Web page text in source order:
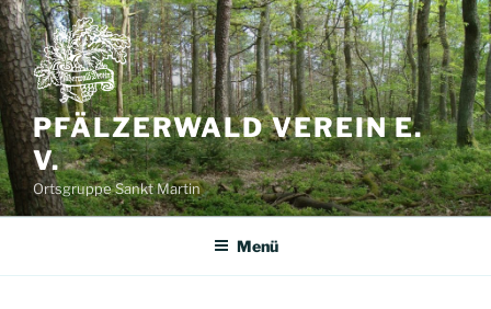
Zum
Inhalt
springen
PFÄLZERWALD VEREIN E.
V.
Ortsgruppe Sankt Martin
Menü